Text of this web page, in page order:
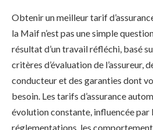
Obtenir un meilleur tarif
la Maif n’est pas une simple
résultat d’un travail réfléchi, basé
critères d’évaluation de l’assureur,
conducteur et des garanties dont
besoin. Les tarifs d’assurance
évolution constante, influencée par
réglementations, les